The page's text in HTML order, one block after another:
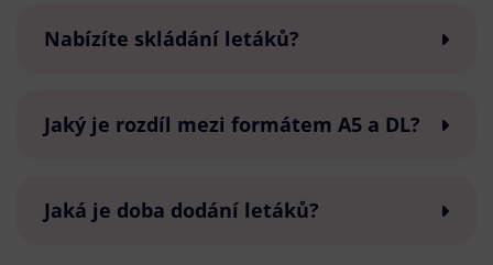
Nabízíte skládání letáků?
Jaký je rozdíl mezi formátem A5 a DL?
Jaká je doba dodání letáků?